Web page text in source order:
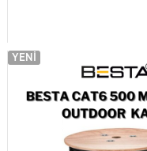
YENI